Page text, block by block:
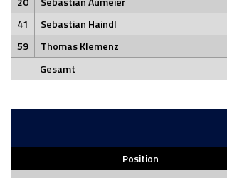
41
Sebastian Haindl
59
Thomas Klemenz
Gesamt
Position